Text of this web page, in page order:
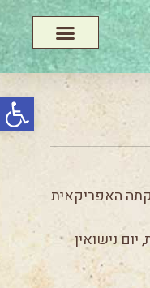
פתח
האפריקאית
נישואין